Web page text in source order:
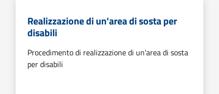
Realizzazione di un'area di sosta per
disabili
Procedimento di realizzazione di un'area di sosta
per disabili